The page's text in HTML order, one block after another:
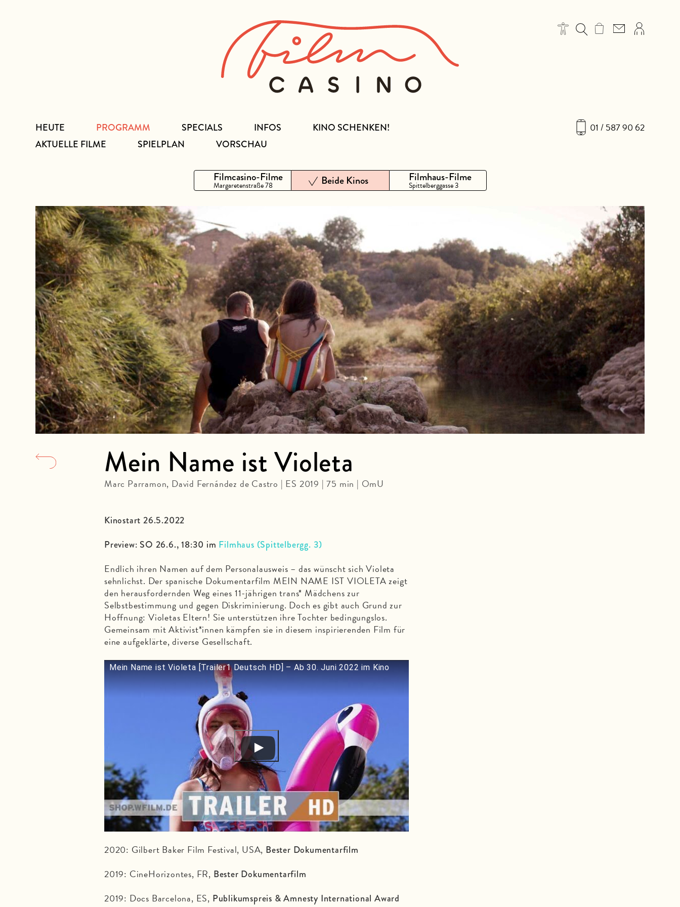
01 / 587 90 62
HEUTE
PROGRAMM
AKTUELLE FILME
SPIELPLAN VORSCHAU
SPECIALS INFOS KINO SCHENKEN!
Filmcasino-Filme
Margaretenstraße 78 Beide Kinos Filmhaus-Filme
Spittelberggasse 3
Mein Name ist Violeta
Marc Parramon, David Fernández de Castro | ES 2019 | 75 min | OmU
Kinostart 26.5.2022
Preview: SO 26.6., 18:30 im Filmhaus (Spittelbergg. 3)
Endlich ihren Namen auf dem Personalausweis – das wünscht sich Violeta
sehnlichst. Der spanische Dokumentarfilm MEIN NAME IST VIOLETA zeigt
den herausfordernden Weg eines 11-jährigen trans* Mädchens zur
Selbstbestimmung und gegen Diskriminierung. Doch es gibt auch Grund zur
Hoffnung: Violetas Eltern! Sie unterstützen ihre Tochter bedingungslos.
Gemeinsam mit Aktivist*innen kämpfen sie in diesem inspirierenden Film für
eine aufgeklärte, diverse Gesellschaft.
Mein Name ist Violeta [Trailer1 Deutsch HD] – Ab 30. Juni 2022 im Kino
2020: Gilbert Baker Film Festival, USA, Bester Dokumentarfilm
2019: CineHorizontes, FR, Bester Dokumentarfilm
2019: Docs Barcelona, ES, Publikumspreis & Amnesty International Award